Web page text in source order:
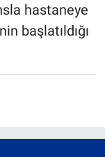
hastaneye
başlatıldığı